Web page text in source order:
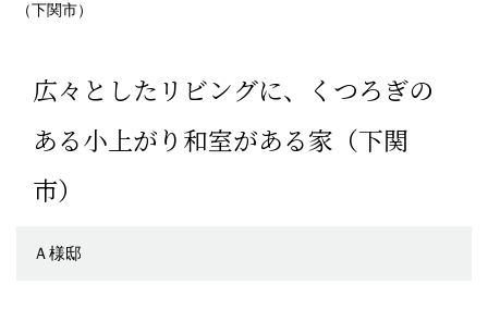
（下関市）
広々としたリビングに、くつろぎの
ある小上がり和室がある家（下関
市）
Ａ様邸